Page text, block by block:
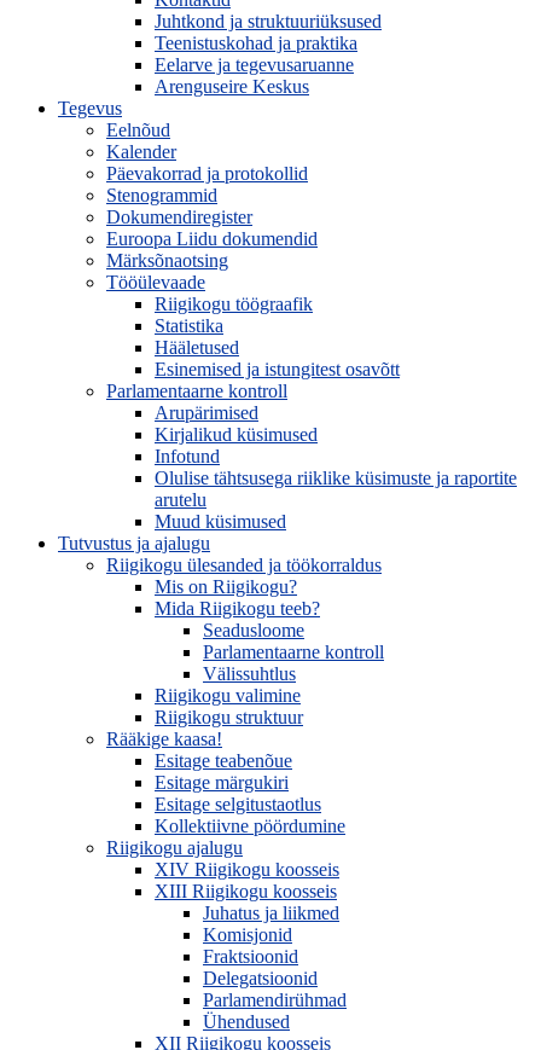
Juhtkond ja struktuuriüksused
Teenistuskohad ja praktika
Eelarve ja tegevusaruanne
Arenguseire Keskus
Tegevus
Eelnõud
Kalender
Päevakorrad ja protokollid
Stenogrammid
Dokumendiregister
Euroopa Liidu dokumendid
Märksõnaotsing
Tööülevaade
Riigikogu töögraafik
Statistika
Hääletused
Esinemised ja istungitest osavõtt
Parlamentaarne kontroll
Arupärimised
Kirjalikud küsimused
Infotund
Olulise tähtsusega riiklike küsimuste ja raportite
arutelu
Muud küsimused
Tutvustus ja ajalugu
Riigikogu ülesanded ja töökorraldus
Mis on Riigikogu?
Mida Riigikogu teeb?
Seadusloome
Parlamentaarne kontroll
Välissuhtlus
Riigikogu valimine
Riigikogu struktuur
Rääkige kaasa!
Esitage teabenõue
Esitage märgukiri
Esitage selgitustaotlus
Kollektiivne pöördumine
Riigikogu ajalugu
XIV Riigikogu koosseis
XIII Riigikogu koosseis
Juhatus ja liikmed
Komisjonid
Fraktsioonid
Delegatsioonid
Parlamendirühmad
Ühendused
XII Riigikogu koosseis